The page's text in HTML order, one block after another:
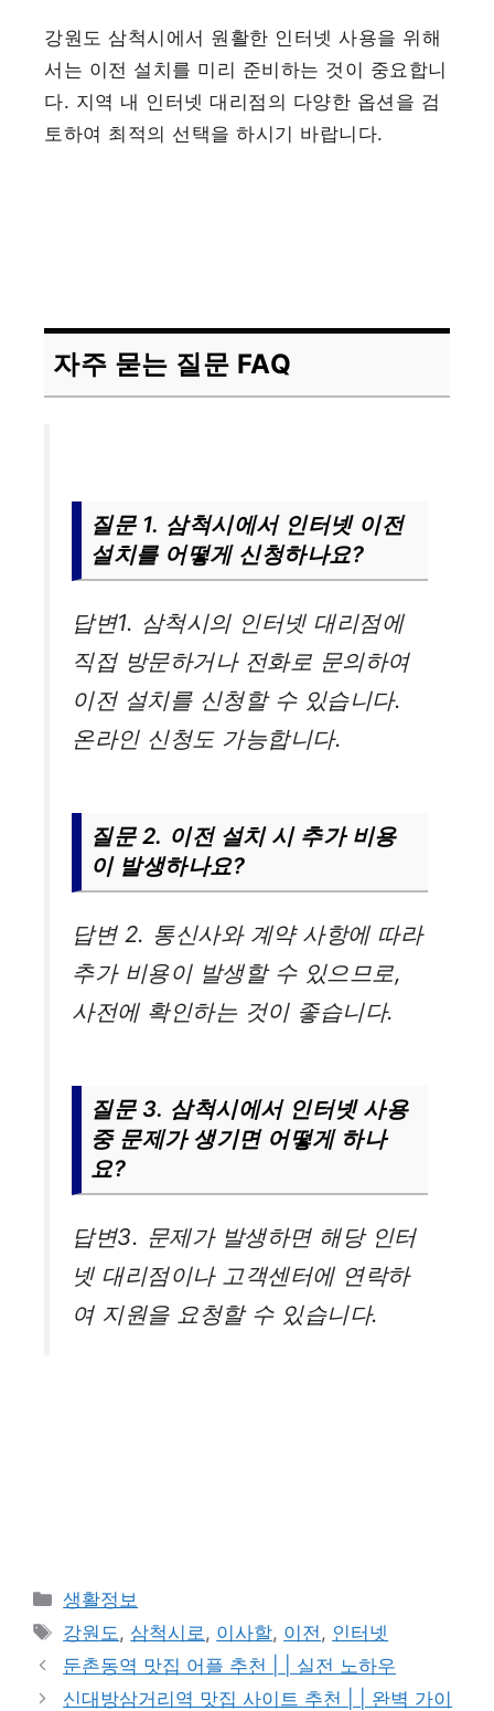
강원도 삼척시에서 원활한 인터넷 사용을 위해
서는 이전 설치를 미리 준비하는 것이 중요합니
다. 지역 내 인터넷 대리점의 다양한 옵션을 검
토하여 최적의 선택을 하시기 바랍니다.
자주 묻는 질문 FAQ
질문 1. 삼척시에서 인터넷 이전
설치를 어떻게 신청하나요?
답변1. 삼척시의 인터넷 대리점에
직접 방문하거나 전화로 문의하여
이전 설치를 신청할 수 있습니다.
온라인 신청도 가능합니다.
질문 2. 이전 설치 시 추가 비용
이 발생하나요?
답변 2. 통신사와 계약 사항에 따라
추가 비용이 발생할 수 있으므로,
사전에 확인하는 것이 좋습니다.
질문 3. 삼척시에서 인터넷 사용
중 문제가 생기면 어떻게 하나
요?
답변3. 문제가 발생하면 해당 인터
넷 대리점이나 고객센터에 연락하
여 지원을 요청할 수 있습니다.
카
테
고
리
생활정보
태
그
강원도 , 삼척시로 , 이사할, 이전 , 인터넷
둔촌동역 맛집 어플 추천 | | 실전 노하우
신대방삼거리역 맛집 사이트 추천 | | 완벽 가이